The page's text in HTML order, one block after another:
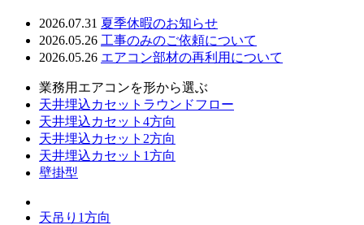
2026.07.31 夏季休暇のお知らせ
2026.05.26 工事のみのご依頼について
2026.05.26 エアコン部材の再利用について
業務用エアコンを形から選ぶ
天井埋込カセットラウンドフロー
天井埋込カセット4方向
天井埋込カセット2方向
天井埋込カセット1方向
壁掛型
天吊り1方向